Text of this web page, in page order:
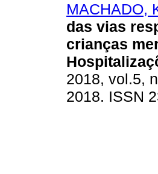
MACHADO,
das vias
crianças
2018, vol.5,
2018. ISSN